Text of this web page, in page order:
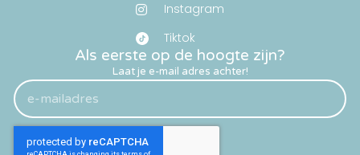
Als eerste op de hoogte zijn?
Laat je e-mail adres achter!
Instagram
Tiktok